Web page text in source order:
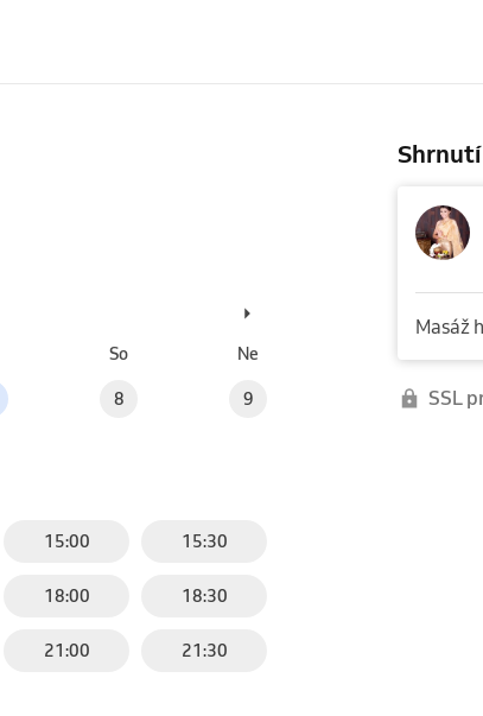
So Ne
8 9
15:00 15:30
18:00 18:30
21:00 21:30
Masáž
SSL